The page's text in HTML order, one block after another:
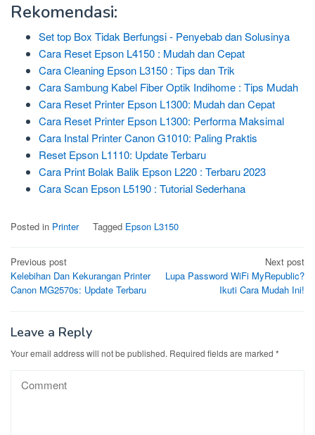
Rekomendasi:
Set top Box Tidak Berfungsi - Penyebab dan Solusinya
Cara Reset Epson L4150 : Mudah dan Cepat
Cara Cleaning Epson L3150 : Tips dan Trik
Cara Sambung Kabel Fiber Optik Indihome : Tips Mudah
Cara Reset Printer Epson L1300: Mudah dan Cepat
Cara Reset Printer Epson L1300: Performa Maksimal
Cara Instal Printer Canon G1010: Paling Praktis
Reset Epson L1110: Update Terbaru
Cara Print Bolak Balik Epson L220 : Terbaru 2023
Cara Scan Epson L5190 : Tutorial Sederhana
Posted in Printer Tagged Epson L3150
Post
navigation
Previous post
Kelebihan Dan Kekurangan Printer
Canon MG2570s: Update Terbaru
Next post
Lupa Password WiFi MyRepublic?
Ikuti Cara Mudah Ini!
Leave a Reply
Your email address will not be published. Required fields are marked *